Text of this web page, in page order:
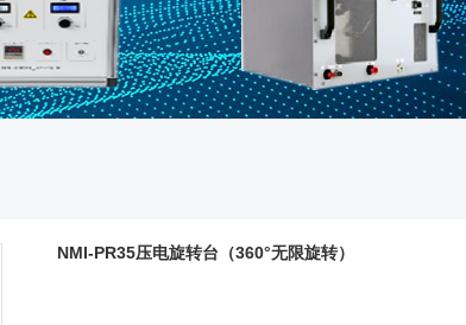
NMI-PR35压电旋转台（360°无限旋转）